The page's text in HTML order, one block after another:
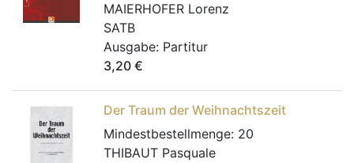
MAIERHOFER Lorenz
SATB
Ausgabe: Partitur
3,20 €
Der Traum der Weihnachtszeit
Mindestbestellmenge: 20
THIBAUT Pasquale